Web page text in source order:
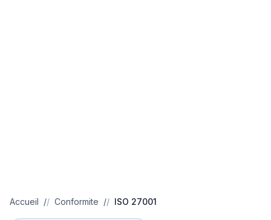
Accueil Conformite ISO 27001